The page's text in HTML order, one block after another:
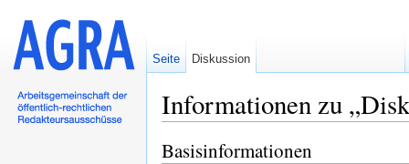
Informationen zu
Basisinformationen
Seite Diskussion